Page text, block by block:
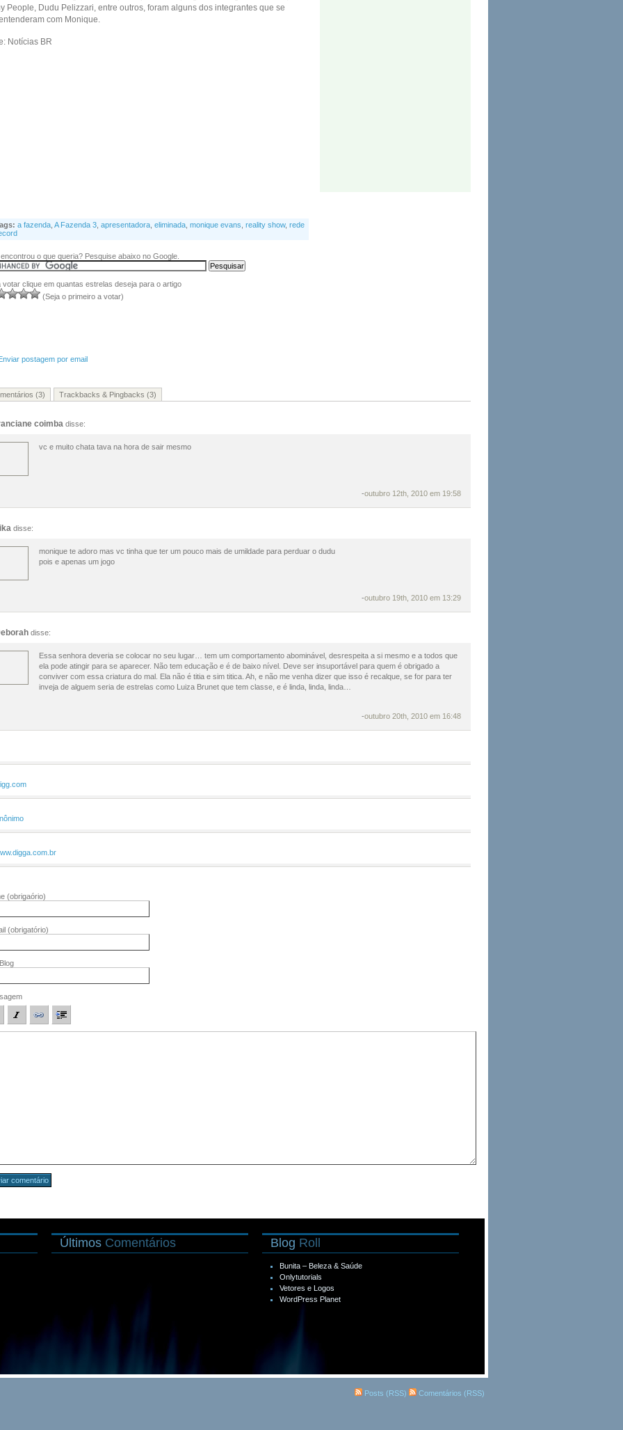
People, Dudu Pelizzari, entre outros, foram alguns dos integrantes que se
com Monique.
Notícias BR
a fazenda A Fazenda 3 apresentadora eliminada monique evans reality show, rede
o que queria? Pesquise abaixo no Google.
votar clique em quantas estrelas deseja para o artigo
(Seja o primeiro a votar)
postagem por email
(3) Trackbacks & Pingbacks (3)
coimba disse:
vc e muito chata tava na hora de sair mesmo
-outubro 12th, 2010 em 19:58
disse:
monique te adoro mas vc tinha que ter um pouco mais de umildade para perduar o dudu
pois e apenas um jogo
-outubro 19th, 2010 em 13:29
disse:
Essa senhora deveria se colocar no seu lugar… tem um comportamento abominável, desrespeita a si mesmo e a todos que
ela pode atingir para se aparecer. Não tem educação e é de baixo nível. Deve ser insuportável para quem é obrigado a
conviver com essa criatura do mal. Ela não é titia e sim titica. Ah, e não me venha dizer que isso é recalque, se for para ter
inveja de alguem seria de estrelas como Luiza Brunet que tem classe, e é linda, linda, linda…
-outubro 20th, 2010 em 16:48
(obrigaório)
(obrigatório)
Últimos Comentários Blog Roll
Bunita – Beleza & Saúde
Onlytutorials
Vetores e Logos
WordPress Planet
Posts (RSS) Comentários (RSS)